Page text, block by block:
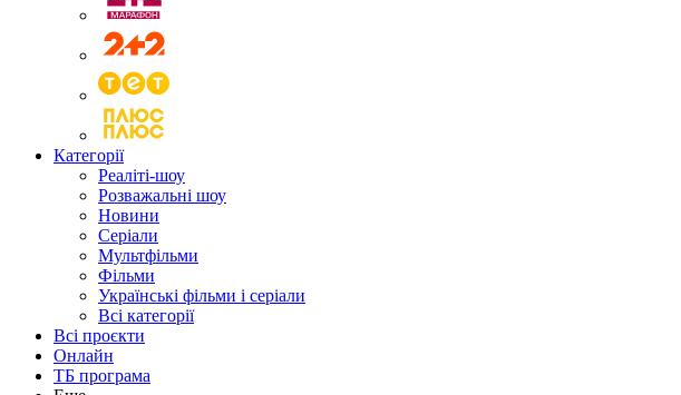
Категорії
Реаліті-шоу
Розважальні шоу
Новини
Серіали
Мультфільми
Фільми
Українські фільми і серіали
Всі категорії
Всі проєкти
Онлайн
ТБ програма